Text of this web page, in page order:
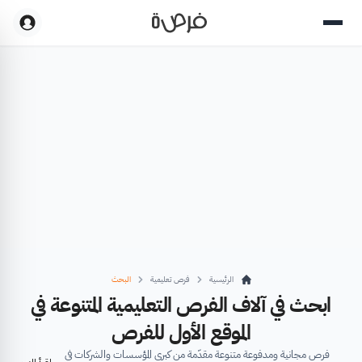
الرئيسية فرص تعليمية البحث
ابحث في آلاف الفرص التعليمية المتنوعة في
الموقع الأول للفرص
فرص مجانية ومدفوعة متنوعة مقدّمة من كبرى المؤسسات والشركات في